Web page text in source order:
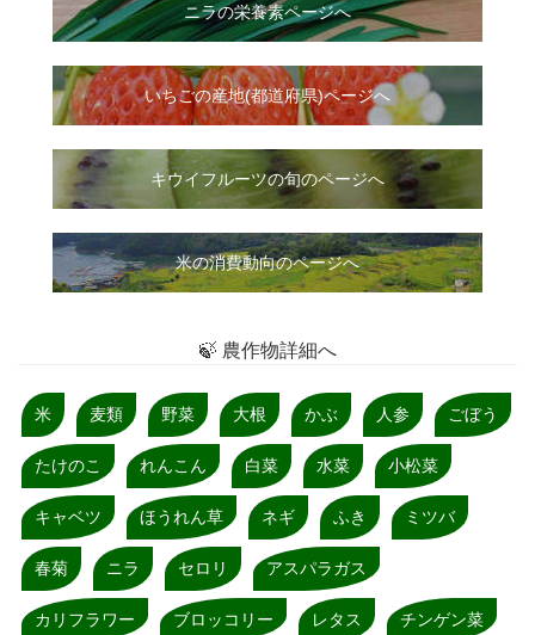
ニラの栄養素ページへ
いちごの産地(都道府県)ページへ
キウイフルーツの旬のページへ
米の消費動向のページへ
🍃 農作物詳細へ
米 麦類 野菜 大根 かぶ 人参 ごぼう
たけのこ れんこん 白菜 水菜 小松菜
キャベツ ほうれん草 ネギ ふき ミツバ
春菊 ニラ セロリ アスパラガス
カリフラワー ブロッコリー レタス チンゲン菜